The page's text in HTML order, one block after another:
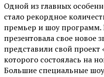
Одной из главных
стало рекордное
премьер и шоу программ.
презентовала свое новое
представили свой
которого состоялась на
Большие специальные